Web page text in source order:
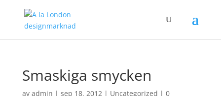
Smaskiga smycken
av admin | sep 18, 2012| Uncategorized | 0